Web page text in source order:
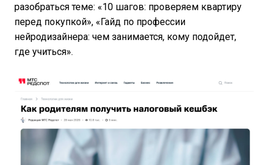
разобраться теме: «10 шагов: проверяем квартиру
перед покупкой», «Гайд по профессии
нейродизайнера: чем занимается, кому подойдет,
где учиться».